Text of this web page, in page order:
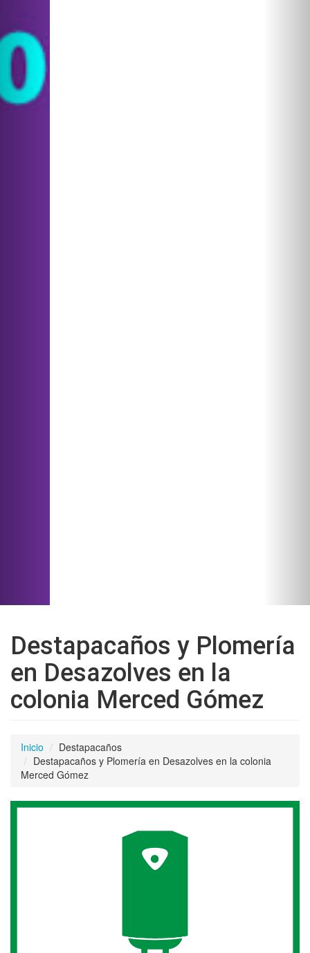
Destapacaños y Plomería
en Desazolves en la
colonia Merced Gómez
Inicio
Destapacaños
Destapacaños y Plomería en Desazolves en la colonia
Merced Gómez